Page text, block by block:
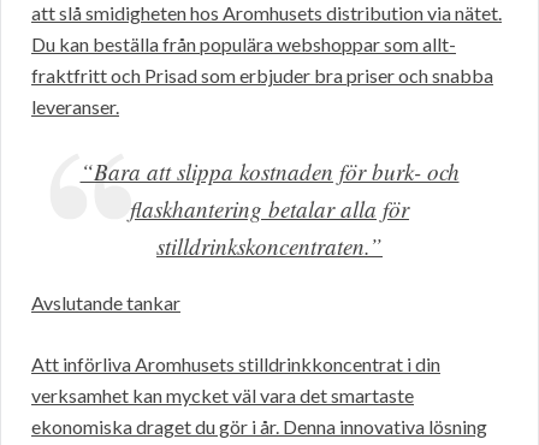
att slå smidigheten hos Aromhusets distribution via nätet.
Du kan beställa från populära webshoppar som allt-
fraktfritt och Prisad som erbjuder bra priser och snabba
leveranser.
“Bara att slippa kostnaden för burk- och
flaskhantering betalar alla för
stilldrinkskoncentraten.”
Avslutande tankar
Att införliva Aromhusets stilldrinkkoncentrat i din
verksamhet kan mycket väl vara det smartaste
ekonomiska draget du gör i år. Denna innovativa lösning